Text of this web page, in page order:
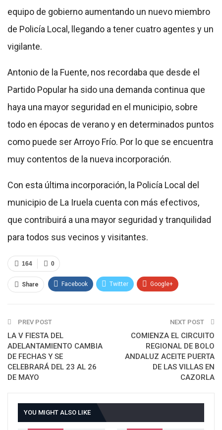
equipo de gobierno aumentando un nuevo miembro
de Policía Local, llegando a tener cuatro agentes y un
vigilante.
Antonio de la Fuente, nos recordaba que desde el
Partido Popular ha sido una demanda continua que
haya una mayor seguridad en el municipio, sobre
todo en épocas de verano y en determinados puntos
como puede ser Arroyo Frío. Por lo que se encuentra
muy contentos de la nueva incorporación.
Con esta última incorporación, la Policía Local del
municipio de La Iruela cuenta con más efectivos,
que contribuirá a una mayor seguridad y tranquilidad
para todos sus vecinos y visitantes.
0
164
Share Facebook Twitter Google+
Email
PREV POST
LA V FIESTA DEL
ADELANTAMIENTO CAMBIA
DE FECHAS Y SE
CELEBRARÁ DEL 23 AL 26
DE MAYO
NEXT POST
COMIENZA EL CIRCUITO
REGIONAL DE BOLO
ANDALUZ ACEITE PUERTA
DE LAS VILLAS EN
CAZORLA
YOU MIGHT ALSO LIKE